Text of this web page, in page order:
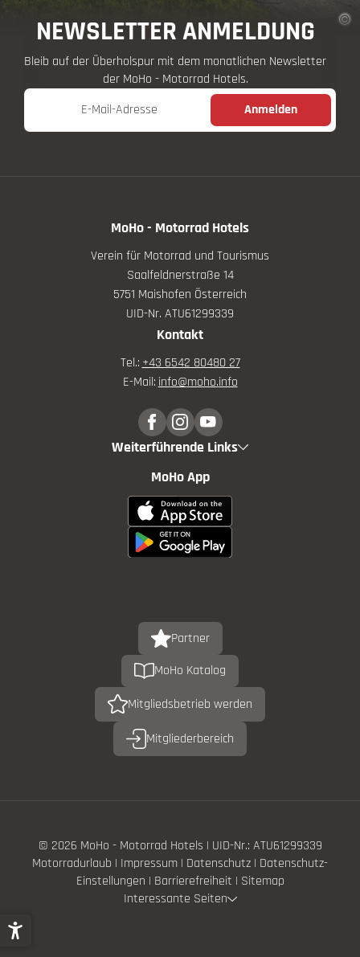
NEWSLETTER ANMELDUNG
Bleib auf der Überholspur mit dem monatlichen Newsletter
der MoHo - Motorrad Hotels.
E-Mail-Adresse
Anmelden
MoHo - Motorrad Hotels
Verein für Motorrad und Tourismus
Saalfeldnerstraße 14
5751 Maishofen Österreich
UID-Nr. ATU61299339
Kontakt
Tel.: +43 6542 80480 27
E-Mail: info@moho.info
Weiterführende Links
MoHo App
Partner
MoHo Katalog
Mitgliedsbetrieb werden
Mitgliederbereich
© 2026 MoHo - Motorrad Hotels | UID-Nr.: ATU61299339
Motorradurlaub | Impressum | Datenschutz | Datenschutz-
Einstellungen | Barrierefreiheit | Sitemap
Interessante Seiten